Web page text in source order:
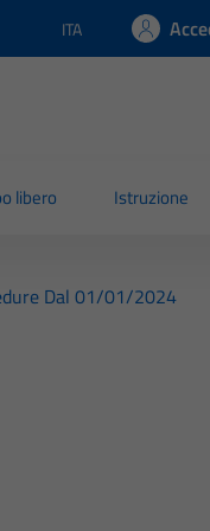
Lingua attiva:
ITA
libero Istruzione
Dal 01/01/2024